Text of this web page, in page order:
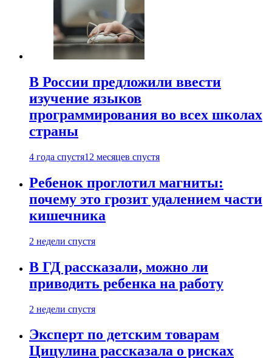
В России предложили ввести
изучение языков
программирования во всех школах
страны
4 года спустя12 месяцев спустя
Ребенок проглотил магниты:
почему это грозит удалением части
кишечника
2 недели спустя
В ГД рассказали, можно ли
приводить ребенка на работу
2 недели спустя
Эксперт по детским товарам
Цицулина рассказала о рисках